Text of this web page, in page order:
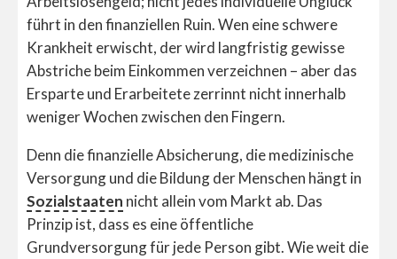
führt in den finanziellen Ruin. Wen eine schwere
Krankheit erwischt, der wird langfristig gewisse
Abstriche beim Einkommen verzeichnen – aber das
Ersparte und Erarbeitete zerrinnt nicht innerhalb
weniger Wochen zwischen den Fingern.
Denn die finanzielle Absicherung, die medizinische
Versorgung und die Bildung der Menschen hängt in
Sozialstaaten nicht allein vom Markt ab. Das
Prinzip ist, dass es eine öffentliche
Grundversorgung für jede Person gibt. Wie weit die